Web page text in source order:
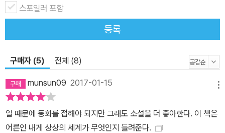
자질구레한 하루가 모여 삶의 덩어리를 이룬다는 작가의 통찰이 더없
이 빛나는 작품으로, 모든 이의 삶에서 저마다 뿜어져 나오는 별빛으
로 가득 찬 우주에서 독자는 충만한 감동에 휩싸인다. 그리고 우주가
망을 거짓말처럼 믿게 되는 것이다. 고양이 부부가 우리 집으로 찾아
왔다. 내가 그들의 딸이라며._「나를 데리러 온 고양이 부부」 김장이
한창인 날, 고양이 부부가 지은이네 집으로 찾아온다. 고양이 부부는
지은이가 그들의 딸 아비가일이라며, 더 이상 사람의 손에 자라게 내
버려 둘 수 없으니 데려가겠다고 요구한다. 미지근한 차 한잔과 함께.
스포일러 포함
등록
구매자 (5) 전체 (8)
munsun09 2017-01-15
일 때문에 동화를 접해야 되지만 그래도 소설을 더 좋아한다. 이 책은
어른인 내게 상상의 세계가 무엇인지 들려준다.